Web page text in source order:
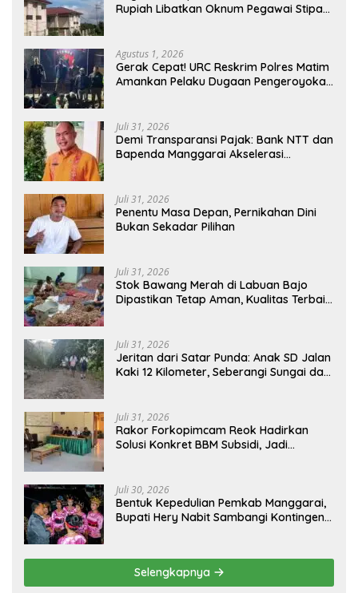
Rupiah Libatkan Oknum Pegawai Stipas
Agustus 1, 2026
Gerak Cepat! URC Reskrim Polres Matim
Amankan Pelaku Dugaan Pengeroyokan
Juli 31, 2026
​Demi Transparansi Pajak: Bank NTT dan
Bapenda Manggarai Akselerasi
Juli 31, 2026
Penentu Masa Depan, Pernikahan Dini
Bukan Sekadar Pilihan
Juli 31, 2026
Stok Bawang Merah di Labuan Bajo
Dipastikan Tetap Aman, Kualitas Terbaik
Juli 31, 2026
Jeritan dari Satar Punda: Anak SD Jalan
Kaki 12 Kilometer, Seberangi Sungai dan
Juli 31, 2026
Rakor Forkopimcam Reok Hadirkan
Solusi Konkret BBM Subsidi, Jadi
Juli 30, 2026
Bentuk Kepedulian Pemkab Manggarai,
Bupati Hery Nabit Sambangi Kontingen
Selengkapnya